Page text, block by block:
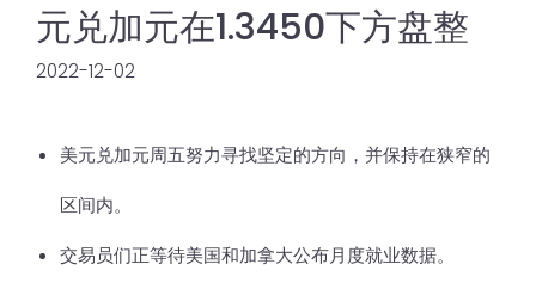
元兑加元在1.3450下方盘整
2022-12-02
美元兑加元周五努力寻找坚定的方向，并保持在狭窄的
区间内。
交易员们正等待美国和加拿大公布月度就业数据。